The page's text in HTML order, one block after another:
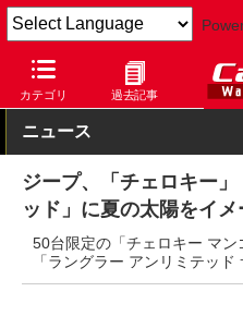
カテゴリ 過去記事
Car Watch 技術 その他
ニュース
ジープ、「チェロキー
ッド」に夏の太陽をイ
50台限定の「チェロキー マ
「ラングラー アンリミテッド